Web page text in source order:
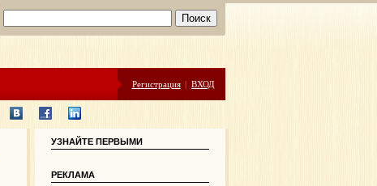
Регистрация | ВХОД
УЗНАЙТЕ ПЕРВЫМИ
РЕКЛАМА